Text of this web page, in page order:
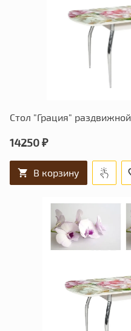
Стол "Грация" раздвижной
14250 ₽
В корзину